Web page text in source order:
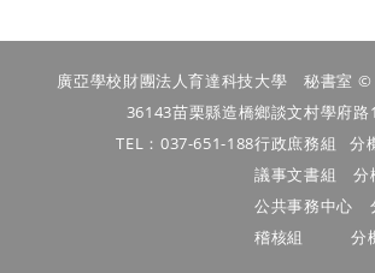
廣亞學校財團法人育達科技大學 秘書室 ©
36143苗栗縣造橋鄉談文村學府路
TEL：037-651-188行政庶務組 分
議事文書組 分
公共事務中心
稽核組 分